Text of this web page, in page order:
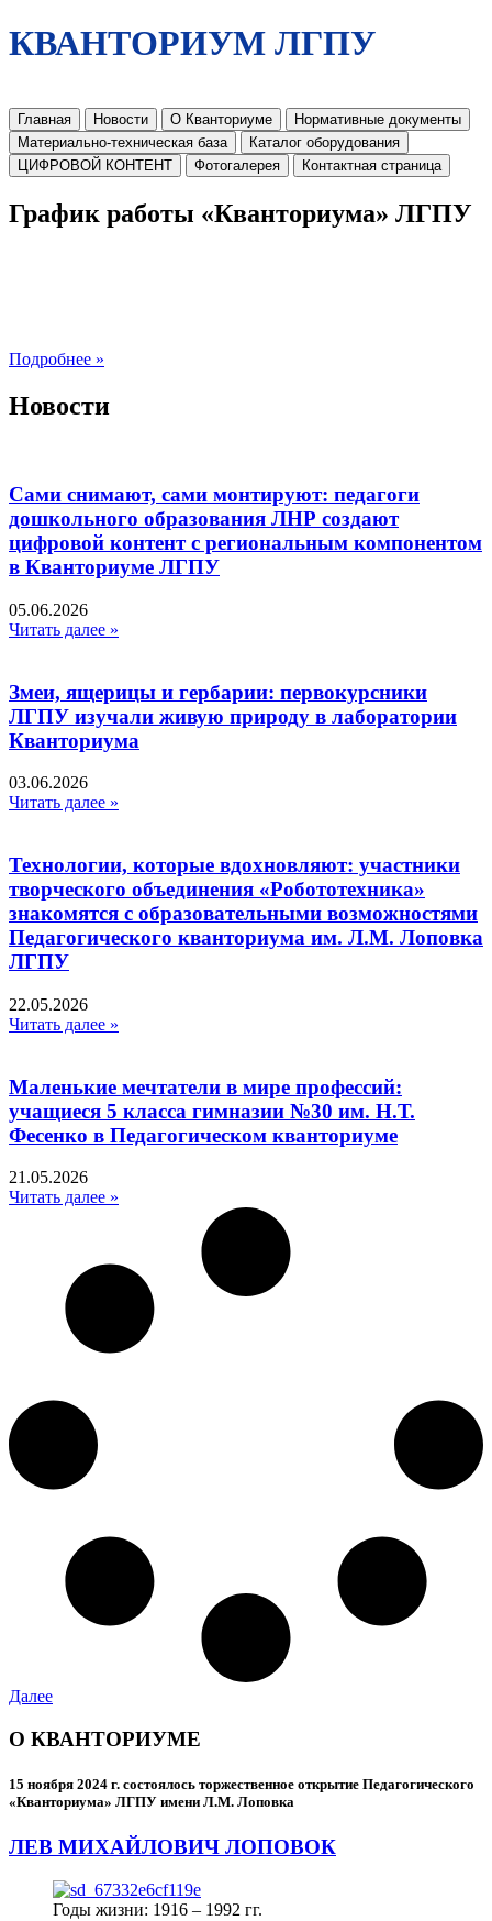
КВАНТОРИУМ ЛГПУ
Главная Новости О Кванториуме
Нормативные документы
Материально-техническая база
Каталог оборудования
ЦИФРОВОЙ КОНТЕНТ
Фотогалерея Контактная страница
График работы «Кванториума» ЛГПУ
Подробнее »
Новости
Сами снимают, сами монтируют: педагоги
дошкольного образования ЛНР создают
цифровой контент с региональным компонентом
в Кванториуме ЛГПУ​
05.06.2026
Читать далее »
Змеи, ящерицы и гербарии: первокурсники
ЛГПУ изучали живую природу в лаборатории
Кванториума
03.06.2026
Читать далее »
Технологии, которые вдохновляют: участники
творческого объединения «Робототехника»
знакомятся с образовательными возможностями
Педагогического кванториума им. Л.М. Лоповка
ЛГПУ
22.05.2026
Читать далее »
Маленькие мечтатели в мире профессий:
учащиеся 5 класса гимназии №30 им. Н.Т.
Фесенко в Педагогическом кванториуме
21.05.2026
Читать далее »
Далее
О КВАНТОРИУМЕ
15 ноября 2024 г. состоялось торжественное открытие Педагогического
«Кванториума» ЛГПУ имени Л.М. Лоповка
ЛЕВ МИХАЙЛОВИЧ ЛОПОВОК
Годы жизни: 1916 – 1992 гг.